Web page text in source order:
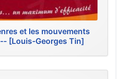
et les mouvements
[Louis-Georges Tin]